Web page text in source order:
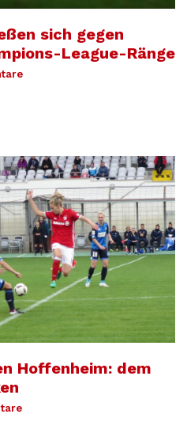
sich gegen
League-Ränge
Hoffenheim: dem